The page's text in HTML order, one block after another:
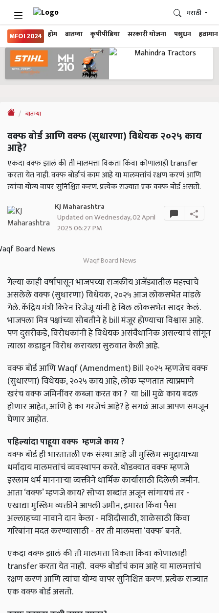
MFOI 2024 होम बातम्या कृषीपीडिया सरकारी योजना पशुधन हवामान
मराठी
बातम्या
वक्फ बोर्ड आणि वक्फ (सुधारणा) विधेयक २०२५ काय
आहे?
एकदा वक्फ झालं की ती मालमत्ता विकता किंवा कोणालाही transfer
करता येत नाही. वक्फ बोर्डाचं काम आहे या मालमत्तांचं रक्षण करणं आणि
त्यांचा योग्य वापर सुनिश्चित करणं. प्रत्येक राज्यात एक वक्फ बोर्ड असतो.
KJ Maharashtra
Updated on Wednesday, 02 April
2025 06:27 PM
Waqf Board News
गेल्याकाहीवर्षापासूनभाजपच्याराजकीयअजेंड्यातीलमहत्त्वाचे
असलेलेवक्फ(सुधारणा)विधेयक,२०२५आजलोकसभेतमांडले
गेले.केंद्रियमंत्रीकिरेनरिजेजूयांनीहेबिललोकसभेतसादरकेलं.
भाजपलामित्रपक्षांच्यासोबतीनेहेbillमंजूरहोण्याचाविश्वासआहे.
पणदुसरीकडे,विरोधकांनीहेविधेयकअसंवैधानिकअसल्याचंसांगून
त्यालाकडाडूनविरोधकरायलासुरुवातकेलीआहे.
वक्फबोर्डआणिWaqf (Amendment) Bill २०२५म्हणजेचवक्फ
(सुधारणा)विधेयक,२०२५कायआहे,लोकम्हणतातत्याप्रमाणे
खरंचवक्फजमिनींवरकब्जाकरतका? याbillमुळेकायबदल
होणारआहेत,आणिहेकागरजेचंआहे?हेसगळंआजआपणसमजून
घेणारआहोत.
पहिल्यांदापाहूयावक्फ म्हणजेकाय?
वक्फबोर्डहीभारतातलीएकसंस्थाआहेजीमुस्लिमसमुदायाच्या
धर्मादायमालमत्तांचंव्यवस्थापनकरते.थोडक्यातवक्फम्हणजे
इस्लामधर्ममाननाऱ्याव्यक्तीनेधार्मिककार्यासाठीदिलेलीजमीन.
आता‘वक्फ’म्हणजेकाय?सोप्याशब्दांतअजूनसांगायचंतर-
एखाद्यामुस्लिमव्यक्तीनेआपलीजमीन,इमारतकिंवापैसा
अल्लाहच्यानावानेदानकेला-मशिदीसाठी,शाळेसाठीकिंवा
गरिबांनामदतकरण्यासाठी-तरतीमालमत्ता‘वक्फ’बनते.
एकदावक्फझालंकीतीमालमत्ताविकताकिंवाकोणालाही
transferकरतायेतनाही. वक्फबोर्डाचंकामआहेयामालमत्तांचं
रक्षणकरणंआणित्यांचायोग्यवापरसुनिश्चितकरणं.प्रत्येकराज्यात
एकवक्फबोर्डअसतो.